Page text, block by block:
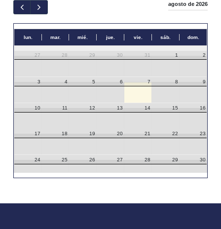
agosto de 2026
lun. mar. mié. jue. vie. sáb. dom.
27 28 29 30 31 1 2
3 4 5 6 7 8 9
10 11 12 13 14 15 16
17 18 19 20 21 22 23
24 25 26 27 28 29 30